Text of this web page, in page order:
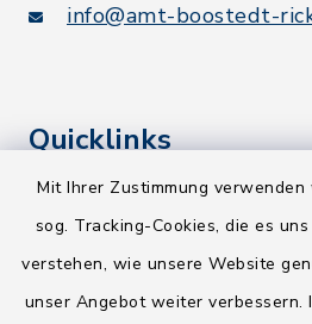
Mit Ihrer Zustimmung
sog. Tracking-Cookies, die es
verstehen, wie unsere Website
unser Angebot weiter
info@amt-boostedt-
Quicklinks
Kreis Segeberg
NEU! Amtsbroschüre 2026